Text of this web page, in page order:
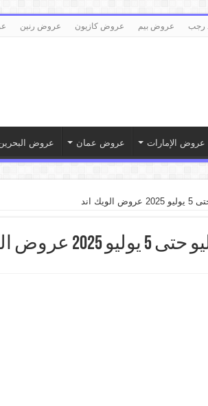
رجب عروض بيم عروض كازيون عروض رنين
عروض الإمارات عروض عمان عروض